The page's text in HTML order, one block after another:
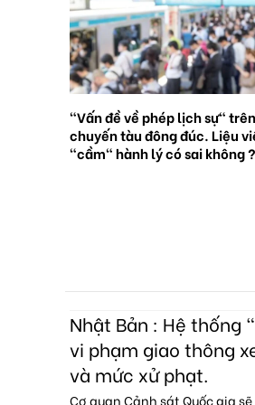
Nhật Bản : Hệ thống tàu
lắp đặt tủ khóa tự động đặt
qua điện thoại thông minh tại
Nhật Bản : Hệ thống
vi phạm giao thông
và mức xử phạt.
Cơ quan Cảnh sát Quốc gia